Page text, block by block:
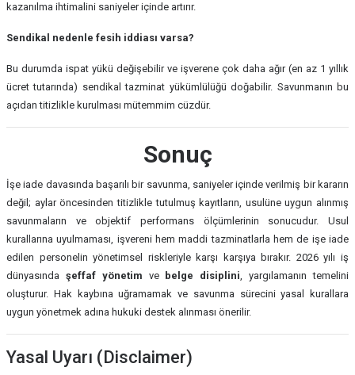
kazanılma ihtimalini saniyeler içinde artırır.
Sendikal nedenle fesih iddiası varsa?
Bu durumda ispat yükü değişebilir ve işverene çok daha ağır (en az 1 yıllık
ücret tutarında) sendikal tazminat yükümlülüğü doğabilir. Savunmanın bu
açıdan titizlikle kurulması mütemmim cüzdür.
Sonuç
İşe iade davasında başarılı bir savunma, saniyeler içinde verilmiş bir kararın
değil; aylar öncesinden titizlikle tutulmuş kayıtların, usulüne uygun alınmış
savunmaların ve objektif performans ölçümlerinin sonucudur. Usul
kurallarına uyulmaması, işvereni hem maddi tazminatlarla hem de işe iade
edilen personelin yönetimsel riskleriyle karşı karşıya bırakır. 2026 yılı iş
dünyasında şeffaf yönetim ve belge disiplini, yargılamanın temelini
oluşturur. Hak kaybına uğramamak ve savunma sürecini yasal kurallara
uygun yönetmek adına hukuki destek alınması önerilir.
Yasal Uyarı (Disclaimer)